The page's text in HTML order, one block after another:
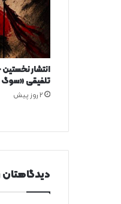
انتشار
تلفیقی
2 روز پیش
دیدگاهتان